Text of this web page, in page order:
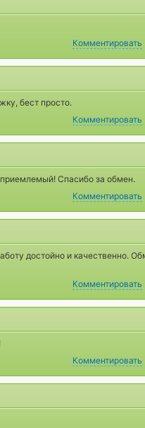
Комментировать
бест просто.
Комментировать
Спасибо за обмен.
Комментировать
достойно и качественно.
Комментировать
Комментировать